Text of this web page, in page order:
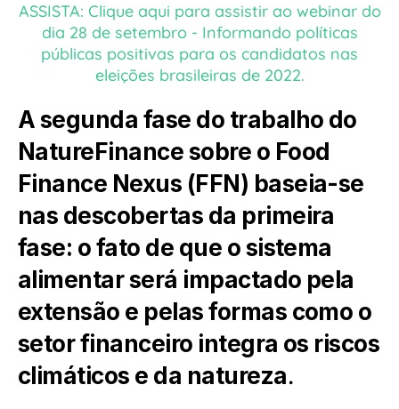
ASSISTA: Clique aqui para assistir ao webinar do
dia 28 de setembro - Informando políticas
públicas positivas para os candidatos nas
eleições brasileiras de 2022.
A segunda fase do trabalho do
NatureFinance sobre o Food
Finance Nexus (FFN) baseia-se
nas descobertas da primeira
fase: o fato de que o sistema
alimentar será impactado pela
extensão e pelas formas como o
setor financeiro integra os riscos
climáticos e da natureza.